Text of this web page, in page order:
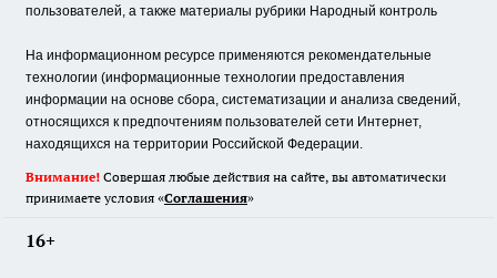
пользователей, а также материалы рубрики Народный контроль
На информационном ресурсе применяются рекомендательные
технологии (информационные технологии предоставления
информации на основе сбора, систематизации и анализа сведений,
относящихся к предпочтениям пользователей сети Интернет,
находящихся на территории Российской Федерации.
Внимание! Совершая любые действия на сайте, вы автоматически
принимаете условия «Cоглашения»
16+